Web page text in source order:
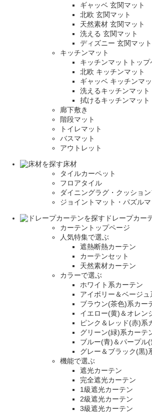
ギャッベ 玄関マット
北欧 玄関マット
天然素材 玄関マット
洗える 玄関マット
ディズニー 玄関マット
キッチンマット
キッチンマットトップ
北欧 キッチンマット
ギャッベ キッチンマッ
洗えるキッチンマット
拭けるキッチンマット
廊下敷き
階段マット
トイレマット
バスマット
アウトレット
床材
タイルカーペット
フロアタイル
ダイニングラグ・クッショ
ジョイントマット・パズルマ
ドレープカー
カーテントップページ
人気特集で選ぶ
遮熱断熱カーテン
カーテンセット
天然素材カーテン
カラーで選ぶ
ホワイト系カーテン
アイボリー＆ベージュ
ブラウン(茶色)系カー
イエロー(黄)＆オレン
ピンク＆レッド(赤)系
グリーン(緑)系カーテ
ブルー(青)＆パープル
グレー＆ブラック(黒)
機能で選ぶ
遮光カーテン
完全遮光カーテン
1級遮光カーテン
2級遮光カーテン
3級遮光カーテン